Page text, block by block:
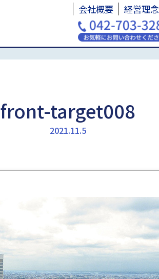
会社概要 経営理念
front-target008
2021.11.5